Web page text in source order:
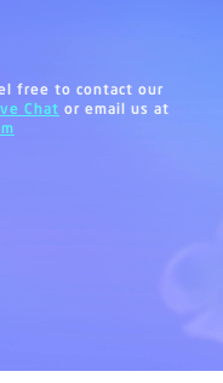
free to contact our
Chat or email us at